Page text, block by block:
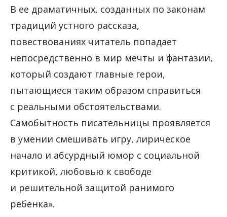
В ее драматичных, созданных по законам
традиций устного рассказа,
повествованиях читатель попадает
непосредственно в мир мечты и фантазии,
который создают главные герои,
пытающиеся таким образом справиться
с реальными обстоятельствами.
Самобытность писательницы проявляется
в умении смешивать игру, лирическое
начало и абсурдный юмор с социальной
критикой, любовью к свободе
и решительной защитой ранимого
ребенка».